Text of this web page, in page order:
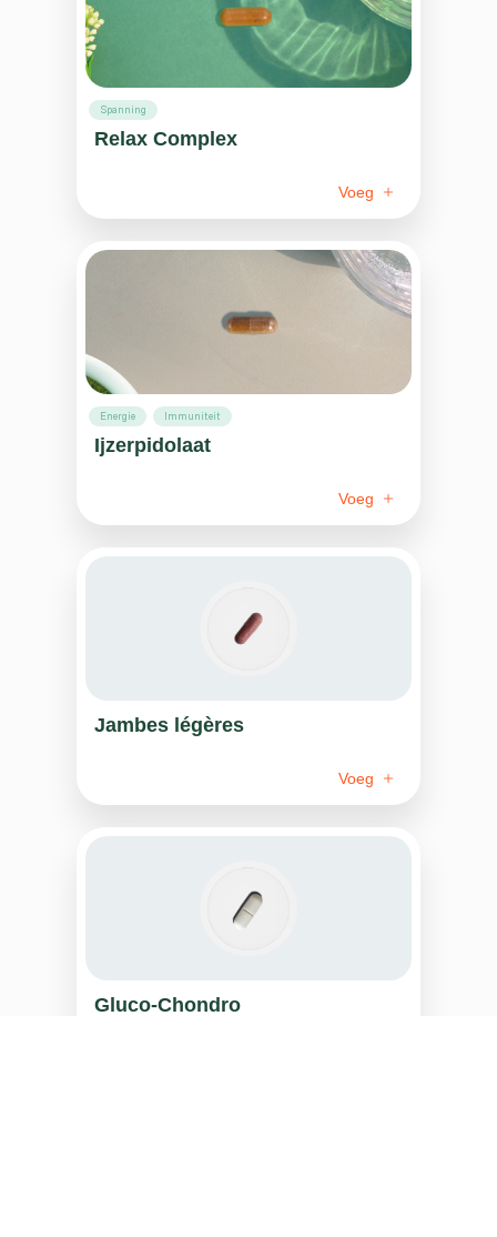
Spanning
Relax Complex
Voeg
Energie Immuniteit
Ijzerpidolaat
Voeg
Jambes légères
Voeg
Gluco-Chondro